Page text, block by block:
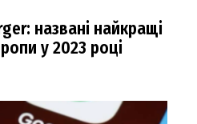
названі найкращі
у 2023 році